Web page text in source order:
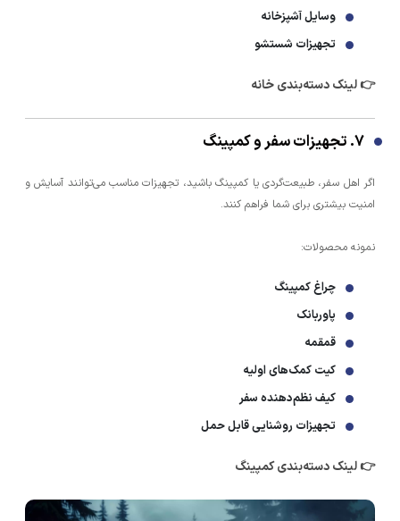
وسایل آشپزخانه
تجهیزات شستشو
👉 لینک دسته‌بندی خانه
۷. تجهیزات سفر و کمپینگ
اگر اهل سفر، طبیعت‌گردی یا کمپینگ باشید، تجهیزات مناسب می‌توانند آسایش و
امنیت بیشتری برای شما فراهم کنند.
نمونه محصولات:
چراغ کمپینگ
پاوربانک
قمقمه
کیت کمک‌های اولیه
کیف نظم‌دهنده سفر
تجهیزات روشنایی قابل حمل
👉 لینک دسته‌بندی کمپینگ